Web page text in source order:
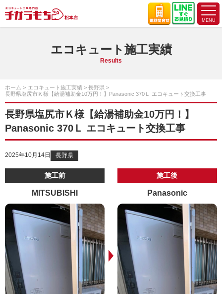
エコキュート施工実績
Results
ホーム エコキュート施工実績
長野県
長野県塩尻市Ｋ様【給湯補助金10万円！】Panasonic 370Ｌ エコキュート交換工事
長野県塩尻市Ｋ様【給湯補助金10万円！】
Panasonic 370Ｌ エコキュート交換工事
2025年10月14日 長野県
施工前
MITSUBISHI
施工後
Panasonic